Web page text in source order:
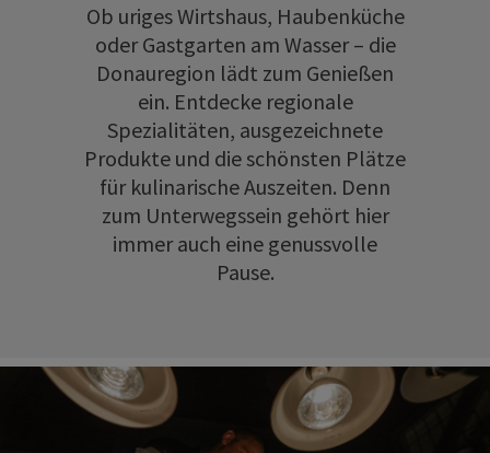
Ob uriges Wirtshaus, Haubenküche
oder Gastgarten am Wasser – die
Donauregion lädt zum Genießen
ein. Entdecke regionale
Spezialitäten, ausgezeichnete
Produkte und die schönsten Plätze
für kulinarische Auszeiten. Denn
zum Unterwegssein gehört hier
immer auch eine genussvolle
Pause.